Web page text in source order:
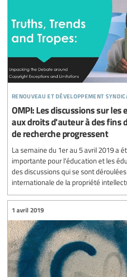
renouveau et développement
OMPI: Les discussions sur
aux droits d'auteur à des fins
de recherche progressent
La semaine du 1er au 5 avril 2019 a
importante pour l'éducation et les
des discussions qui se sont
internationale de la propriété
1 avril 2019